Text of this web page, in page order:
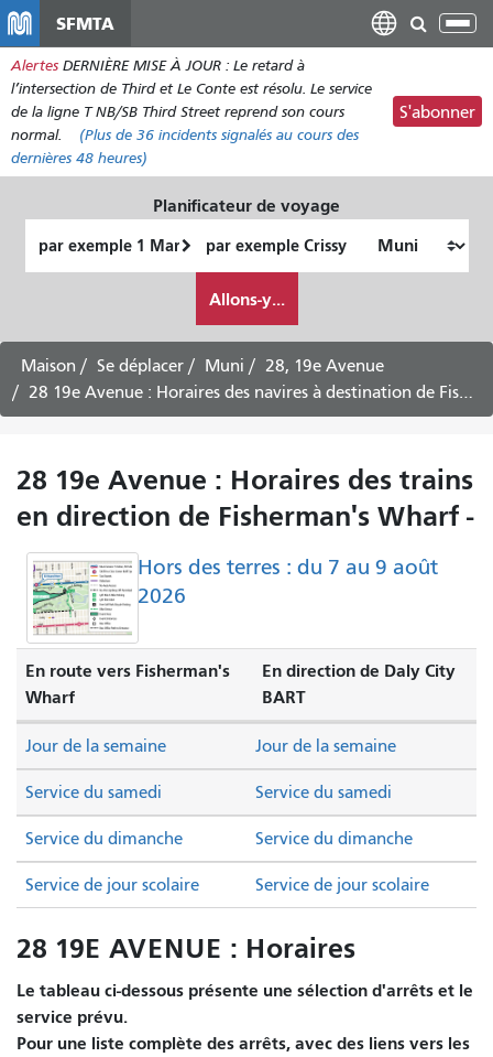
contenu
principal
SFMTA
Alertes DERNIÈRE MISE À JOUR : Le retard à
l’intersection de Third et Le Conte est résolu. Le service
de la ligne T NB/SB Third Street reprend son cours
normal.
(Plus de 36 incidents signalés au cours des
dernières 48 heures)
S'abonner
Planificateur de voyage
de
final
je
veux
voyager
Allons-y...
Maison Se déplacer Muni
28, 19e Avenue
28 19e Avenue : Horaires des navires à destination de Fisherman's Wharf - 7 août 2026
28 19e Avenue : Horaires des trains
en direction de Fisherman's Wharf -
Hors des terres : du 7 au 9 août
2026
En route vers Fisherman's
Wharf
En direction de Daly City
BART
Service du samedi Service du samedi
Service du dimanche Service du dimanche
Jour de la semaine Jour de la semaine
Service de jour scolaire Service de jour scolaire
28 19E AVENUE : Horaires
Le tableau ci-dessous présente une sélection d'arrêts et le
service prévu.
Pour une liste complète des arrêts, avec des liens vers les